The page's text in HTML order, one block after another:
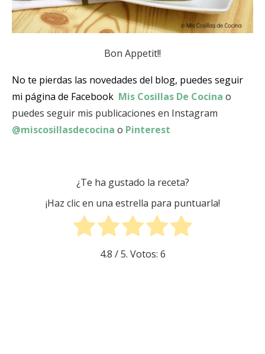
Bon Appetit!!
No te pierdas las novedades del blog, puedes seguir
mi página de Facebook Mis Cosillas De Cocina o
puedes seguir mis publicaciones en Instagram
@miscosillasdecocina o Pinterest
¿Te ha gustado la receta?
¡Haz clic en una estrella para puntuarla!
4.8 / 5. Votos: 6